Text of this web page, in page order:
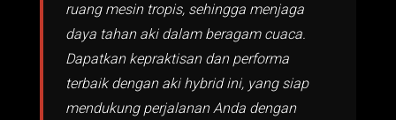
ruang mesin tropis, sehingga menjaga
daya tahan aki dalam beragam cuaca.
Dapatkan kepraktisan dan performa
terbaik dengan aki hybrid ini, yang siap
mendukung perjalanan Anda dengan